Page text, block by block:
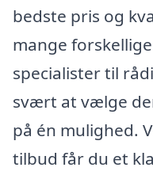
bedste pris og
mange
specialister til
svært at vælge
på én mulighed.
tilbud får du et